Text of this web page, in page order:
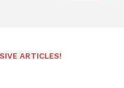
ARTICLES!